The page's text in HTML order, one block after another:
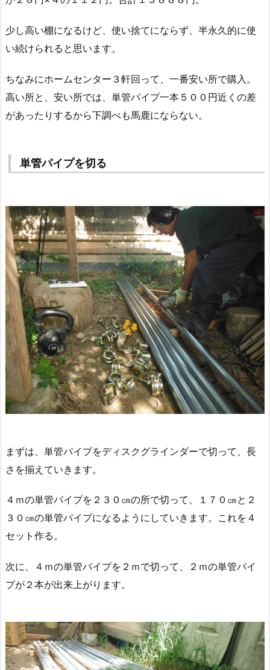
少し高い棚になるけど、使い捨てにならず、半永久的に使
い続けられると思います。
ちなみにホームセンター３軒回って、一番安い所で購入。
高い所と、安い所では、単管パイプ一本５００円近くの差
があったりするから下調べも馬鹿にならない。
単管パイプを切る
まずは、単管パイプをディスクグラインダーで切って、長
さを揃えていきます。
４ｍの単管パイプを２３０㎝の所で切って、１７０㎝と２
３０㎝の単管パイプになるようにしていきます。これを４
セット作る。
次に、４ｍの単管パイプを２ｍで切って、２ｍの単管パイ
プが２本が出来上がります。